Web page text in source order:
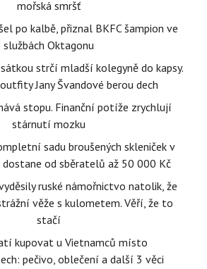
mořská smršť
po kalbě, přiznal BKFC šampion ve
službách Oktagonu
strčí mladší kolegyně do kapsy.
Jany Švandové berou dech
stopu. Finanční potíže zrychlují
stárnutí mozku
sadu broušených skleniček v
dostane od sběratelů až 50 000 Kč
ruské námořnictvo natolik, že
věže s kulometem. Věří, že to
stačí
kupovat u Vietnamců místo
pečivo, oblečení a další 3 věci